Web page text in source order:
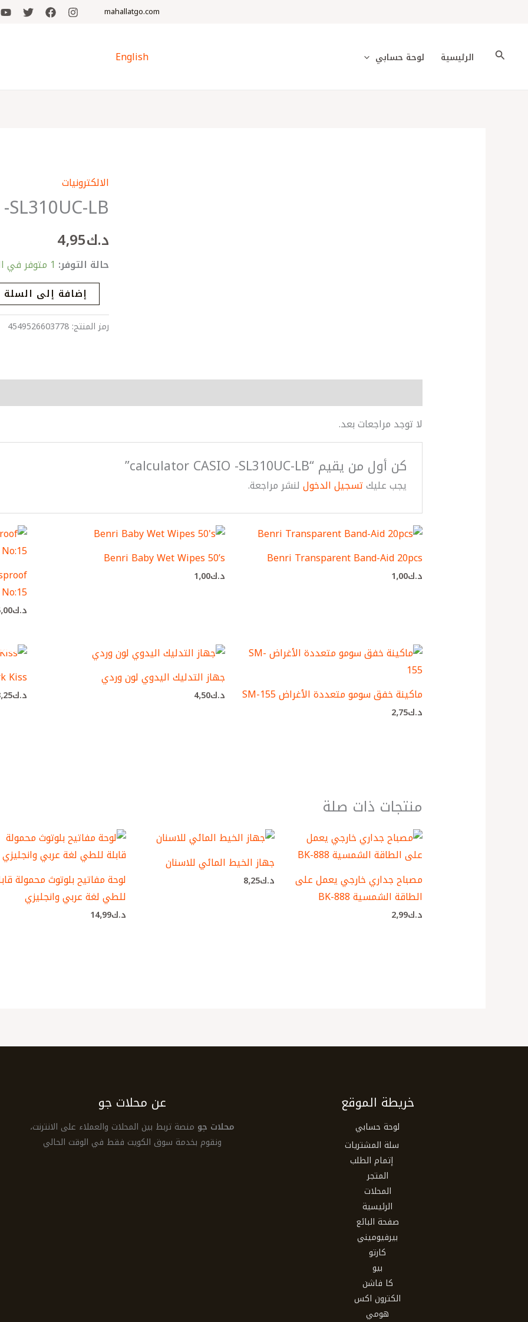
mahallatgo.com
البحث الرئيسية لوحة حسابي English
الالكترونيات
LB
د.ك4٫95
حالة التوفر: 1 متوفر في المخزون
كمية
calculator
-
LB
إضافة إلى السلة
رمز المنتج:4549526603778
لا توجد مراجعات بعد.
كن أول من يقيم “calculator CASIO -SL310UC-LB”
يجب عليكتسجيل الدخول لنشر مراجعة.
Benri Transparent Band-Aid 20pcs
د.ك1٫00
Benri Baby Wet Wipes 50’s
د.ك1٫00
د.ك
ماكينة خفق سومو متعددة الأغراض SM-155
د.ك2٫75
جهاز التدليك اليدوي لون وردي
د.ك4٫50
Kiss
د.ك
منتجات ذات صلة
مصباح جداري خارجي يعمل على
الطاقة الشمسية BK-888
د.ك2٫99
جهاز الخيط المائي للاسنان
د.ك8٫25
لوحة مفاتيح بلوتوث محمولة
للطي لغة عربي وانجليزي
د.ك14٫99
خريطة الموقع
لوحة حسابي
سلة المشتريات
إتمام الطلب
المتجر
المحلات
الرئيسية
صفحة البائع
بيرفيوميني
كارتو
بيو
كا فاشن
الكترون اكس
هومي
عن محلات جو
محلات جو منصة تربط بين المحلات والعملاء على الانترنت،
ونقوم بخدمة سوق الكويت فقط في الوقت الحالي